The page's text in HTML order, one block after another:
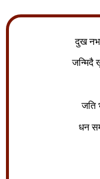
दुख
जन्मिदै
जति
धन